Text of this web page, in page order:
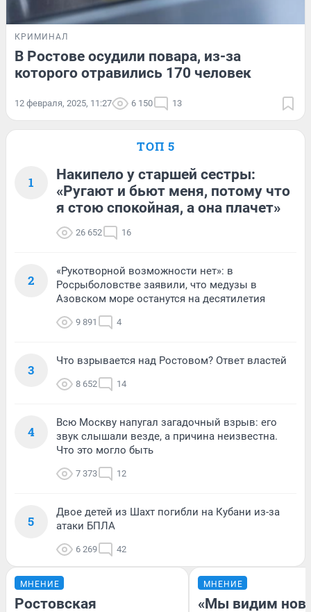
КРИМИНАЛ
В Ростове осудили повара, из-за
которого отравились 170 человек
12 февраля, 2025, 11:27 6 150 13
ТОП 5
1
Накипело у старшей сестры:
«Ругают и бьют меня, потому что
я стою спокойная, а она плачет»
26 652 16
2
«Рукотворной возможности нет»: в
Росрыболовстве заявили, что медузы в
Азовском море останутся на десятилетия
9 891 4
3
Что взрывается над Ростовом? Ответ властей
8 652 14
4
Всю Москву напугал загадочный взрыв: его
звук слышали везде, а причина неизвестна.
Что это могло быть
7 373 12
5
Двое детей из Шахт погибли на Кубани из-за
атаки БПЛА
6 269 42
МНЕНИЕ
Ростовская
МНЕНИЕ
«Мы видим